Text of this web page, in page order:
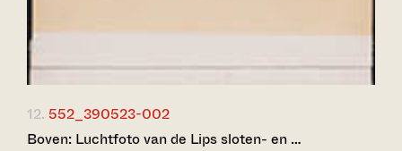
12. 552_390523-002
Boven: Luchtfoto van de Lips sloten- en …